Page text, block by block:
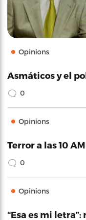
Opinions
Asmáticos y el
0
Opinions
Terror a las 10 AM
0
Opinions
“Esa es mi